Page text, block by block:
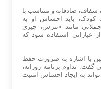
شفاف، صادقانه و متناسب با
باید احساس او به
مانند «نترس، چیزی
عباراتی استفاده شود که
با اشاره به ضرورت حفظ
گفت: تداوم برنامه روزانه،
به ایجاد احساس امنیت